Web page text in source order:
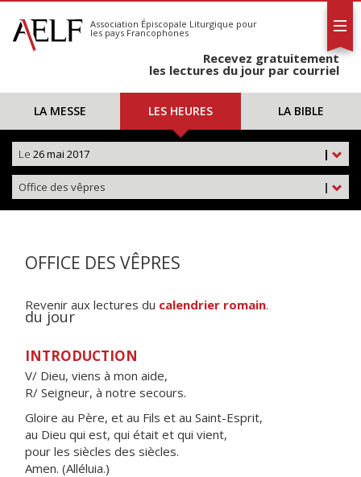
S'abonner
Calendrier
Association Épiscopale Liturgique pour
les pays Francophones
Recevez gratuitement
les lectures du jour par courriel
LA MESSE LES HEURES LA BIBLE
|
Le 26 mai 2017
|
Office des vêpres
OFFICE DES VÊPRES
Revenir aux lectures du calendrier romain.
du jour
INTRODUCTION
V/ Dieu, viens à mon aide,
R/ Seigneur, à notre secours.
Gloire au Père, et au Fils et au Saint-Esprit,
au Dieu qui est, qui était et qui vient,
pour les siècles des siècles.
Amen. (Alléluia.)